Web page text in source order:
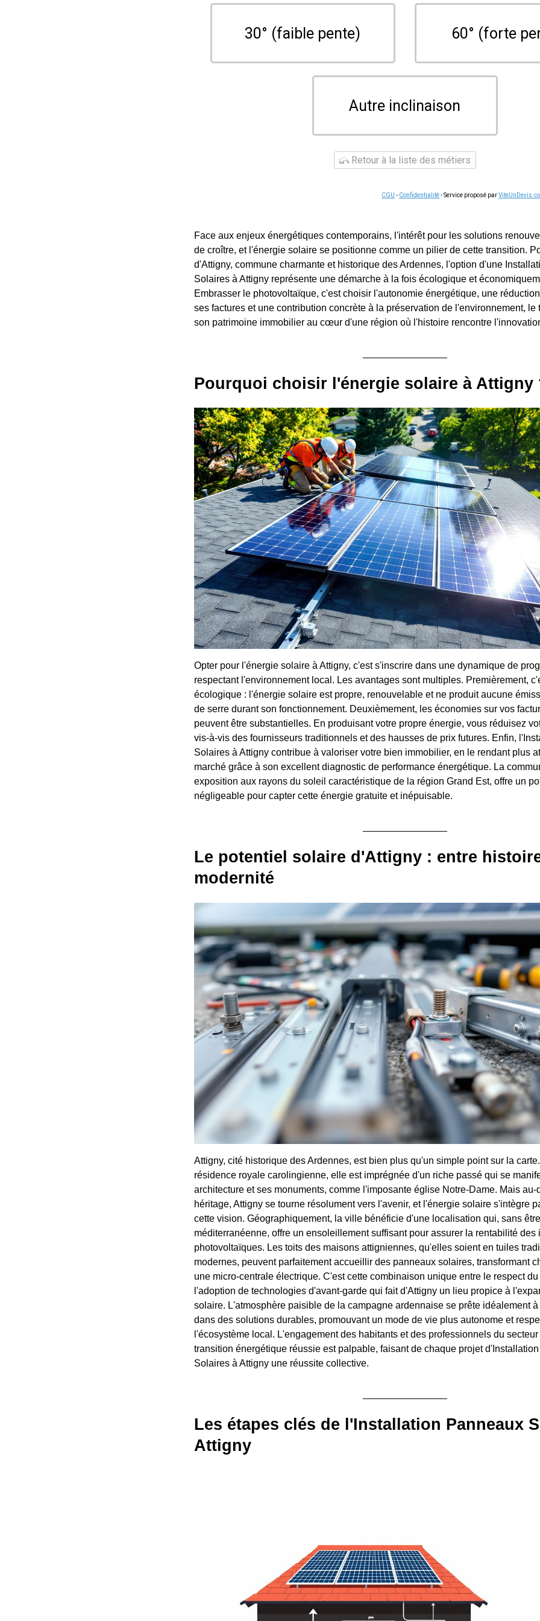
30° (faible pente) 60° (forte
Autre inclinaison
Retour à la liste des métiers
CGU - Confidentialité- Service proposé par
Face aux enjeux énergétiques contemporains, l'intérêt pour les solutions
de croître, et l'énergie solaire se positionne comme un pilier de cette transition.
d'Attigny, commune charmante et historique des Ardennes, l'option d'une
Solaires à Attigny représente une démarche à la fois écologique et
Embrasser le photovoltaïque, c'est choisir l'autonomie énergétique, une
ses factures et une contribution concrète à la préservation de l'environnement, le
son patrimoine immobilier au cœur d'une région où l'histoire rencontre
Pourquoi choisir l'énergie solaire à Attigny
Opter pour l'énergie solaire à Attigny, c'est s'inscrire dans une dynamique de
respectant l'environnement local. Les avantages sont multiples. Premièrement,
écologique : l'énergie solaire est propre, renouvelable et ne produit aucune
de serre durant son fonctionnement. Deuxièmement, les économies sur vos
peuvent être substantielles. En produisant votre propre énergie, vous réduisez
vis-à-vis des fournisseurs traditionnels et des hausses de prix futures. Enfin,
Solaires à Attigny contribue à valoriser votre bien immobilier, en le rendant plus
marché grâce à son excellent diagnostic de performance énergétique. La
exposition aux rayons du soleil caractéristique de la région Grand Est, offre un
négligeable pour capter cette énergie gratuite et inépuisable.
Le potentiel solaire d'Attigny : entre
modernité
Attigny, cité historique des Ardennes, est bien plus qu'un simple point sur la
résidence royale carolingienne, elle est imprégnée d'un riche passé qui se
architecture et ses monuments, comme l'imposante église Notre-Dame. Mais au-
héritage, Attigny se tourne résolument vers l'avenir, et l'énergie solaire s'intègre
cette vision. Géographiquement, la ville bénéficie d'une localisation qui, sans être
méditerranéenne, offre un ensoleillement suffisant pour assurer la rentabilité des
photovoltaïques. Les toits des maisons attigniennes, qu'elles soient en tuiles
modernes, peuvent parfaitement accueillir des panneaux solaires, transformant
une micro-centrale électrique. C'est cette combinaison unique entre le respect
l'adoption de technologies d'avant-garde qui fait d'Attigny un lieu propice à
solaire. L'atmosphère paisible de la campagne ardennaise se prête idéalement
dans des solutions durables, promouvant un mode de vie plus autonome et
l'écosystème local. L'engagement des habitants et des professionnels du
transition énergétique réussie est palpable, faisant de chaque projet
Solaires à Attigny une réussite collective.
Les étapes clés de l'Installation Panneaux
Attigny